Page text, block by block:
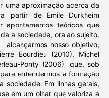
uma aproximação acerca da
partir de Emile Durkheim
apontamentos teóricos que
a sociedade, ora ao sujeito.
alcançarmos nosso objetivo,
Bourdieu (2010), Michel
Ponty (2006), que, sob
entendermos a formação
sociedade. Em linhas gerais,
em um olhar que valoriza a